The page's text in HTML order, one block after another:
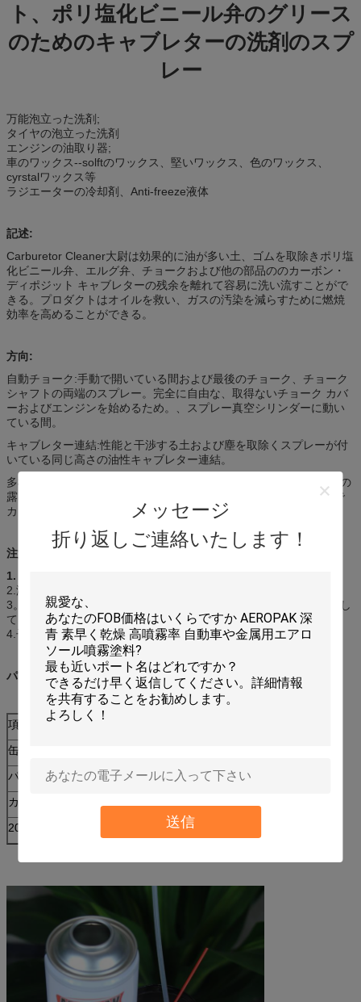
メッセージ
折り返しご連絡いたします！
送信
ト、ポリ塩化ビニール弁のグリース
のためのキャブレターの洗剤のスプ
レー
万能泡立った洗剤;
タイヤの泡立った洗剤
エンジンの油取り器;
車のワックス--solftのワックス、堅いワックス、色のワックス、
cyrstalワックス等
ラジエーターの冷却剤、Anti-freeze液体
記述:
Carburetor Cleaner大尉は効果的に油が多い土、ゴムを取除きポリ塩
化ビニール弁、エルグ弁、チョークおよび他の部品ののカーボン・
ディポジット キャブレターの残余を離れて容易に洗い流すことがで
きる。プロダクトはオイルを救い、ガスの汚染を減らすために燃焼
効率を高めることができる。
方向:
自動チョーク:手動で開いている間および最後のチョーク、チョーク
シャフトの両端のスプレー。完全に自由な、取得ないチョーク カバ
ーおよびエンジンを始めるため。、スプレー真空シリンダーに動い
ている間。
キャブレター連結:性能と干渉する土および塵を取除くスプレーが付
いている同じ高さの油性キャブレター連結。
多様なヒート コントロール:冷たいエンジンのヒーター弁シャフトの
露出された端に吹きかけなさい。浸透の後で、弁が自由であるまで
カウンター ウェイトを上下に上下に動かしなさい。
注意:
1.
2.涼しい、乾燥した場所（45℃）の店;直接日光を避けなさい。
3。、穴をあけるために激しく打たなければ、または缶を焼却処分し
てはいけない。
4.子供の届かない保ちなさい;
パッケージ:
項目いいえ:
缶のサイズ:
パッケージ:
450ml X 12pcs/ctn
カートンのサイズ:
20ftの容器のローディング
2500のカートン